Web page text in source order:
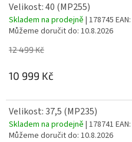
Velikost: 40 (MP255)
Skladem na prodejně | 178745 EAN:
Můžeme doručit do: 10.8.2026
12 499 Kč
10 999 Kč
Velikost: 37,5 (MP235)
Skladem na prodejně | 178741 EAN:
Můžeme doručit do: 10.8.2026